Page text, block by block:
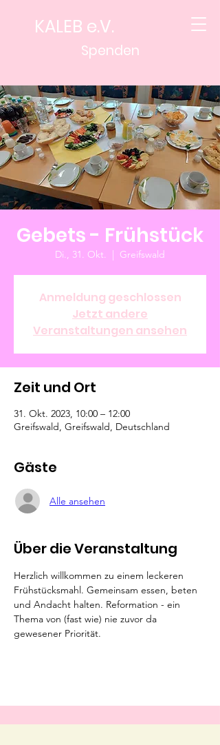
KALEB e.V.
Spenden
Gebets - Frühstück
Di., 31. Okt.
  |
Greifswald
Anmeldung geschlossen
Jetzt andere
Veranstaltungen ansehen
Zeit und Ort
31. Okt. 2023, 10:00 – 12:00
Greifswald, Greifswald, Deutschland
Gäste
Alle ansehen
Über die Veranstaltung
Herzlich willkommen zu einem leckeren
Frühstücksmahl. Gemeinsam essen, beten
und Andacht halten. Reformation - ein
Thema von (fast wie) nie zuvor da
gewesener Priorität.